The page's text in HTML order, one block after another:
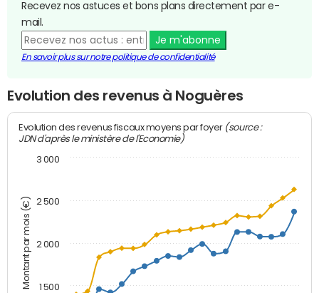
Recevez nos astuces et bons plans directement par e-
mail.
Je m'abonne
En savoir plus sur notre politique de confidentialité
Evolution des revenus à Noguères
Montant par mois (€)
Evolution des revenus fiscaux moyens par foyer (source :
JDN d'après le ministère de l'Economie)
1 500
2 000
2 500
3 000